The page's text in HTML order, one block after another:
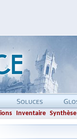
Inventaire Synthèse